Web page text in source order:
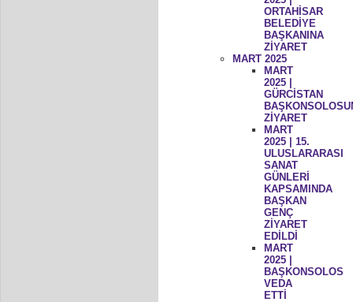
ORTAHİSAR
BELEDİYE
BAŞKANINA
ZİYARET
MART 2025
MART
2025 |
GÜRCİSTAN
ZİYARET
MART
2025 | 15.
ULUSLARARASI
SANAT
GÜNLERİ
KAPSAMINDA
BAŞKAN
GENÇ
ZİYARET
EDİLDİ
MART
2025 |
BAŞKONSOLOS
VEDA
ETTİ